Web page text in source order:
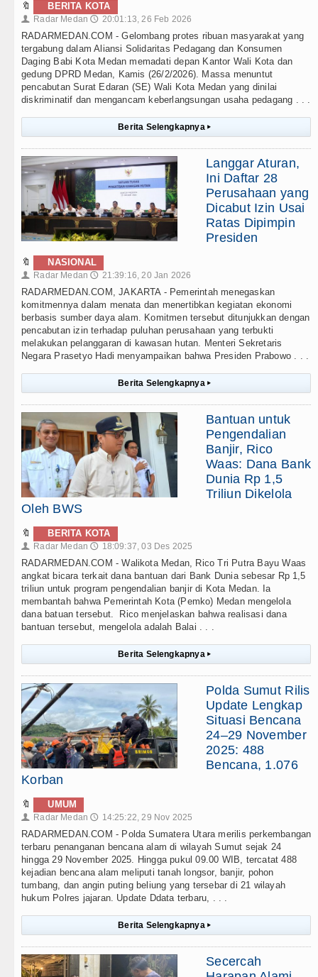
🔖 BERITA KOTA
👤 Radar Medan 🕔 20:01:13, 26 Feb 2026
RADARMEDAN.COM - Gelombang protes ribuan masyarakat yang
tergabung dalam Aliansi Solidaritas Pedagang dan Konsumen
Daging Babi Kota Medan memadati depan Kantor Wali Kota dan
gedung DPRD Medan, Kamis (26/2/2026). Massa menuntut
pencabutan Surat Edaran (SE) Wali Kota Medan yang dinilai
diskriminatif dan mengancam keberlangsungan usaha pedagang . . .
Berita Selengkapnya ▸
Langgar Aturan,
Ini Daftar 28
Perusahaan yang
Dicabut Izin Usai
Ratas Dipimpin
Presiden
🔖 NASIONAL
👤 Radar Medan 🕔 21:39:16, 20 Jan 2026
RADARMEDAN.COM, JAKARTA - Pemerintah menegaskan
komitmennya dalam menata dan menertibkan kegiatan ekonomi
berbasis sumber daya alam. Komitmen tersebut ditunjukkan dengan
pencabutan izin terhadap puluhan perusahaan yang terbukti
melakukan pelanggaran di kawasan hutan. Menteri Sekretaris
Negara Prasetyo Hadi menyampaikan bahwa Presiden Prabowo . . .
Berita Selengkapnya ▸
Bantuan untuk
Pengendalian
Banjir, Rico
Waas: Dana Bank
Dunia Rp 1,5
Triliun Dikelola
Oleh BWS
🔖 BERITA KOTA
👤 Radar Medan 🕔 18:09:37, 03 Des 2025
RADARMEDAN.COM - Walikota Medan, Rico Tri Putra Bayu Waas
angkat bicara terkait dana bantuan dari Bank Dunia sebesar Rp 1,5
triliun untuk program pengendalian banjir di Kota Medan. Ia
membantah bahwa Pemerintah Kota (Pemko) Medan mengelola
dana batuan tersebut. Rico menjelaskan bahwa realisasi dana
bantuan tersebut, mengelola adalah Balai . . .
Berita Selengkapnya ▸
Polda Sumut Rilis
Update Lengkap
Situasi Bencana
24–29 November
2025: 488
Bencana, 1.076
Korban
🔖 UMUM
👤 Radar Medan 🕔 14:25:22, 29 Nov 2025
RADARMEDAN.COM - Polda Sumatera Utara merilis perkembangan
terbaru penanganan bencana alam di wilayah Sumut sejak 24
hingga 29 November 2025. Hingga pukul 09.00 WIB, tercatat 488
kejadian bencana alam meliputi tanah longsor, banjir, pohon
tumbang, dan angin puting beliung yang tersebar di 21 wilayah
hukum Polres jajaran. Update Ddata terbaru, . . .
Berita Selengkapnya ▸
Secercah